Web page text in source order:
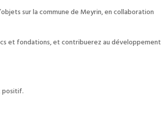
sur la commune de Meyrin, en collaboration
et fondations, et contribuerez au développement
positif.